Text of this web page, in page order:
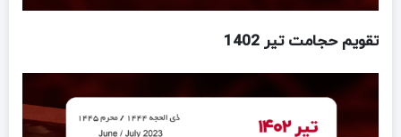
تقویم حجامت تیر 1402